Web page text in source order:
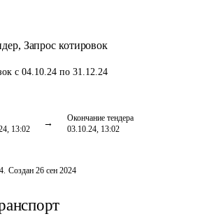
, Запрос котировок
с 04.10.24 по 31.12.24
13:02
Окончание тендера
03.10.24, 13:02
. Создан 26 сен 2024